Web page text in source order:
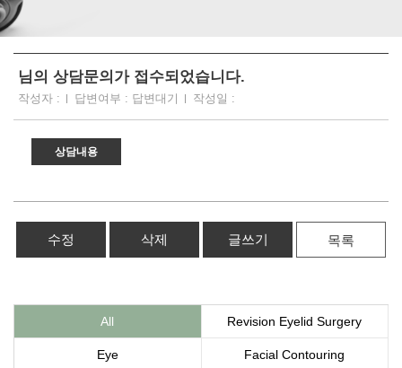
님의 상담문의가 접수되었습니다.
작성자 : 답변여부 : 답변대기 작성일 :
상담내용
수정 삭제 글쓰기 목록
All Revision Eyelid Surgery
Eye Facial Contouring